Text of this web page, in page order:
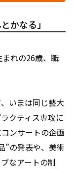
かなる」
れの26歳、職
いまは同じ藝大
クティス専攻に
ンサートの企画
”の発表や、美術
なアートの制